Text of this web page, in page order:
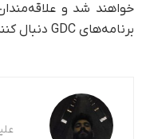
خواهند شد و
برنامه‌های GDC دنبال کنند.